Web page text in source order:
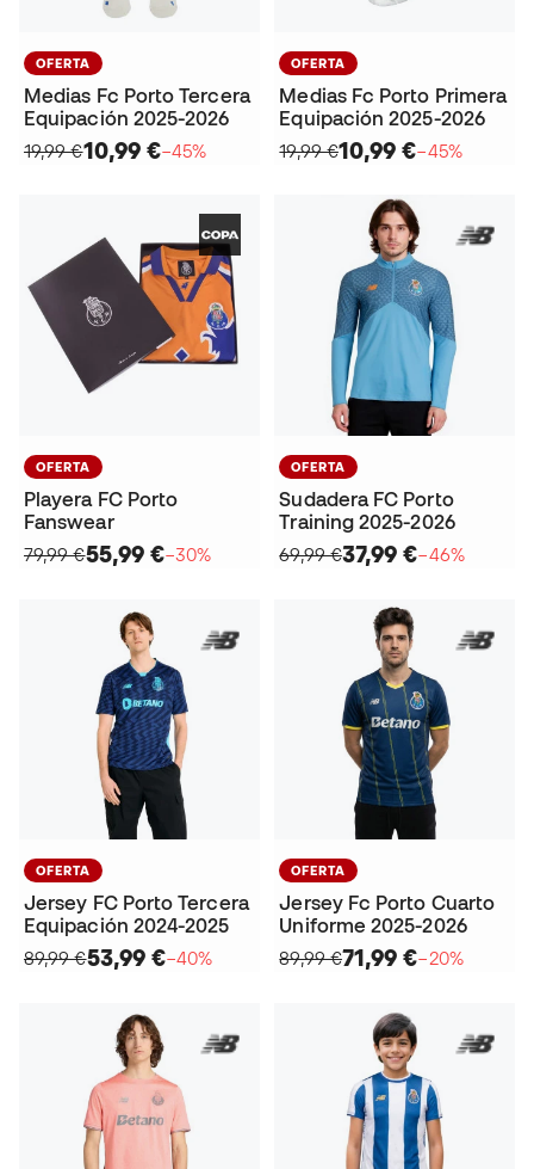
OFERTA
Medias Fc Porto Tercera
Equipación 2025-2026
19,99 €10,99 €−45%
OFERTA
Medias Fc Porto Primera
Equipación 2025-2026
19,99 €10,99 €−45%
OFERTA
Playera FC Porto
Fanswear
79,99 €55,99 €−30%
OFERTA
Sudadera FC Porto
Training 2025-2026
69,99 €37,99 €−46%
OFERTA
Jersey FC Porto Tercera
Equipación 2024-2025
89,99 €53,99 €−40%
OFERTA
Jersey Fc Porto Cuarto
Uniforme 2025-2026
89,99 €71,99 €−20%